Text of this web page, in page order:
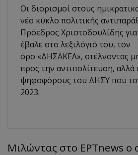
Οι διορισμοί στους
νέο κύκλο πολιτικής
Πρόεδρος Χριστοδουλίδης
έβαλε στο λεξιλόγιό του, τον
όρο «ΔΗΣΑΚΕΛ», στέλνοντας
προς την αντιπολίτευση, αλλά
ψηφοφόρους του ΔΗΣΥ που
2023.
Μιλώντας στο ΕΡΤnews ο